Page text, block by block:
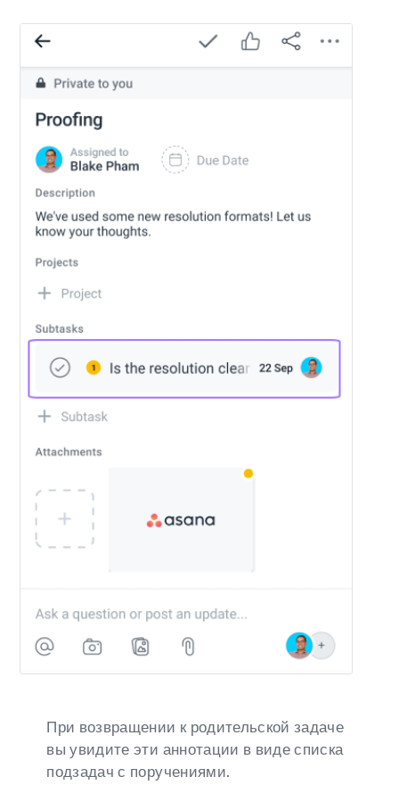
При возвращении к родительской задаче
вы увидите эти аннотации в виде списка
подзадач с поручениями.